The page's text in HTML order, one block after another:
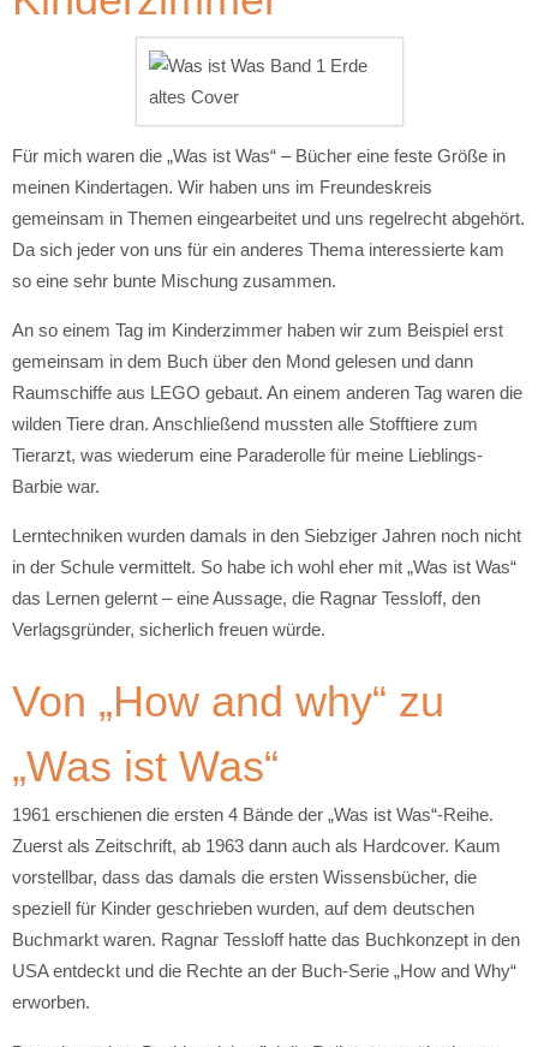
Für mich waren die „Was ist Was“ – Bücher eine feste Größe in
meinen Kindertagen. Wir haben uns im Freundeskreis
gemeinsam in Themen eingearbeitet und uns regelrecht abgehört.
Da sich jeder von uns für ein anderes Thema interessierte kam
so eine sehr bunte Mischung zusammen.
An so einem Tag im Kinderzimmer haben wir zum Beispiel erst
gemeinsam in dem Buch über den Mond gelesen und dann
Raumschiffe aus LEGO gebaut. An einem anderen Tag waren die
wilden Tiere dran. Anschließend mussten alle Stofftiere zum
Tierarzt, was wiederum eine Paraderolle für meine Lieblings-
Barbie war.
Lerntechniken wurden damals in den Siebziger Jahren noch nicht
in der Schule vermittelt. So habe ich wohl eher mit „Was ist Was“
das Lernen gelernt – eine Aussage, die Ragnar Tessloff, den
Verlagsgründer, sicherlich freuen würde.
Von „How and why“ zu
„Was ist Was“
1961 erschienen die ersten 4 Bände der „Was ist Was“-Reihe.
Zuerst als Zeitschrift, ab 1963 dann auch als Hardcover. Kaum
vorstellbar, dass das damals die ersten Wissensbücher, die
speziell für Kinder geschrieben wurden, auf dem deutschen
Buchmarkt waren. Ragnar Tessloff hatte das Buchkonzept in den
USA entdeckt und die Rechte an der Buch-Serie „How and Why“
erworben.